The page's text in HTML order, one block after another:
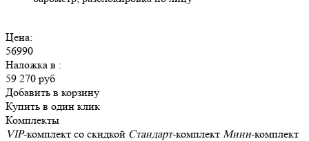
Цена:
56990
Наложка в :
59 270 руб
Добавить в корзину
Купить в один клик
Комплекты
VIP-комплект со скидкой Стандарт-комплект Мини-комплект